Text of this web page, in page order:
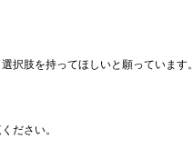
択肢を持ってほしいと願っています。
ださい。